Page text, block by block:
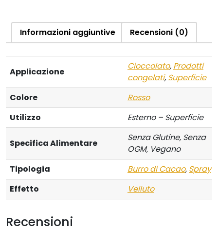
Informazioni aggiuntive Recensioni (0)
Applicazione
Cioccolato, Prodotti
congelati, Superficie
Colore
Rosso
Utilizzo
Esterno – Superficie
Specifica Alimentare
Senza Glutine, Senza
OGM, Vegano
Tipologia
Burro di Cacao, Spray
Effetto
Velluto
Recensioni